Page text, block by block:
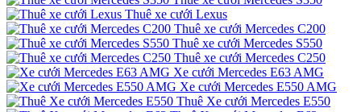
Thuê xe cưới Lexus
Thuê xe cưới Mercedes C200
Thuê xe cưới Mercedes S550
Thuê xe cưới Mercedes C250
Xe cưới Mercedes E63 AMG
Xe cưới Mercedes E550 AMG
Thuê Xe cưới Mercedes E550